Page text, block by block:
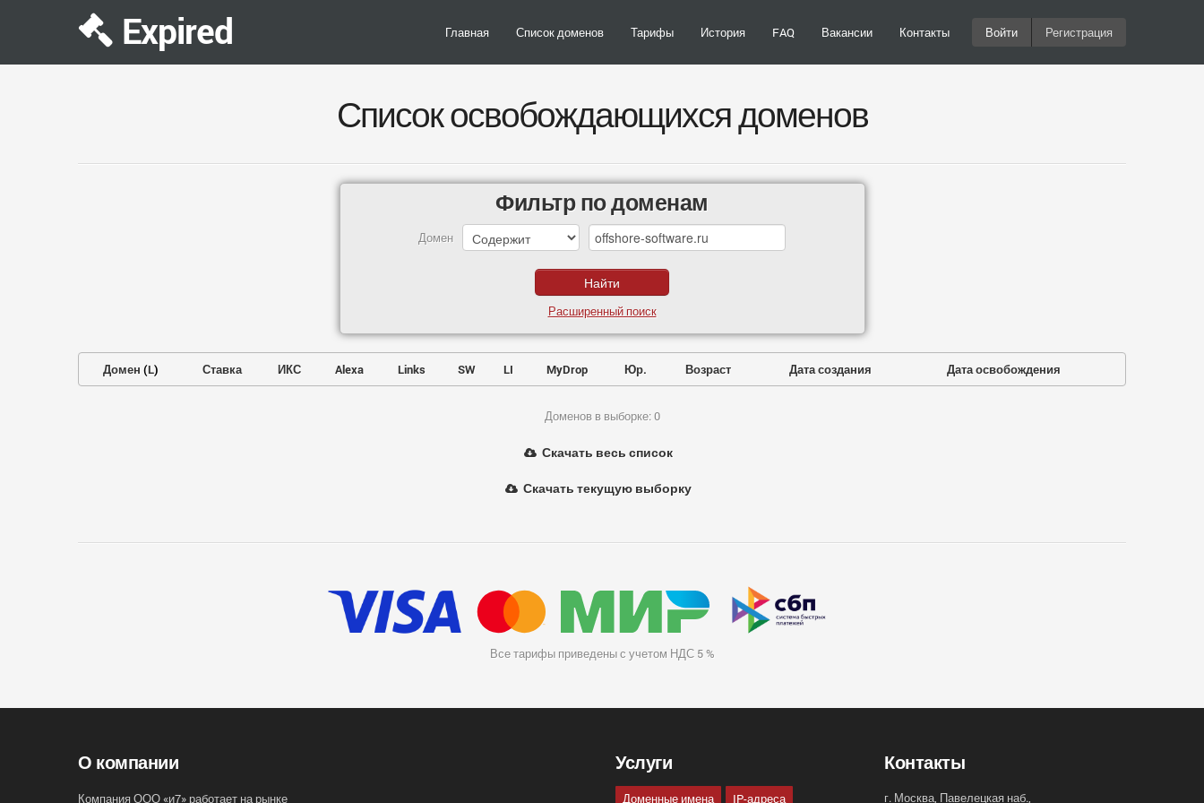
Expired Главная Список доменов Тарифы История FAQ Вакансии Контакты Войти Регистрация
Список освобождающихся доменов
Фильтр по доменам
Домен
Расширенный поиск
Домен (L) Ставка ИКС Alexa Links SW LI MyDrop Юр. Возраст Дата создания Дата освобождения
Доменов в выборке: 0
Скачать весь список
Скачать текущую выборку
Все тарифы приведены с учетом НДС 5 %
О компании
Компания ООО «и7» работает на рынке
Услуги
Доменные имена IP-адреса
Контакты
г. Москва, Павелецкая наб.,